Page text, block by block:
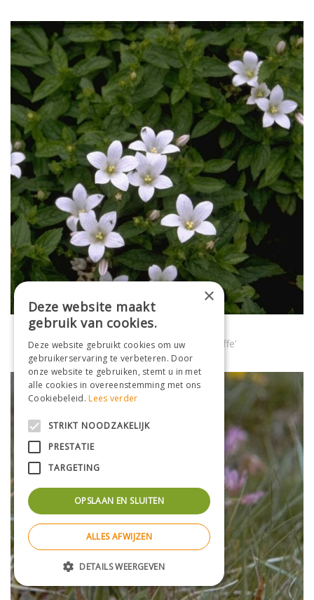
Klokje
Campanula lactiflora 'White Pouffe'
×
Deze website maakt
gebruik van cookies.
Deze website gebruikt cookies om uw
gebruikerservaring te verbeteren. Door
onze website te gebruiken, stemt u in met
alle cookies in overeenstemming met ons
Cookiebeleid.Lees verder
STRIKT NOODZAKELIJK
PRESTATIE
TARGETING
OPSLAAN EN SLUITEN
ALLES AFWIJZEN
DETAILS WEERGEVEN